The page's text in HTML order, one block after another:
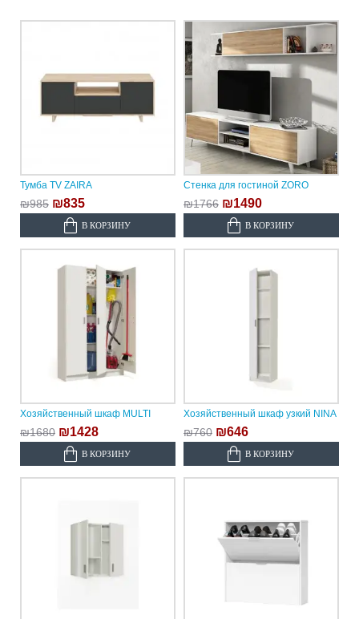
Тумба TV ZAIRA
₪985 ₪835
В КОРЗИНУ
Стенка для гостиной ZORO
₪1766 ₪1490
В КОРЗИНУ
Хозяйственный шкаф MULTI
₪1680 ₪1428
В КОРЗИНУ
Хозяйственный шкаф узкий NINA
₪760 ₪646
В КОРЗИНУ